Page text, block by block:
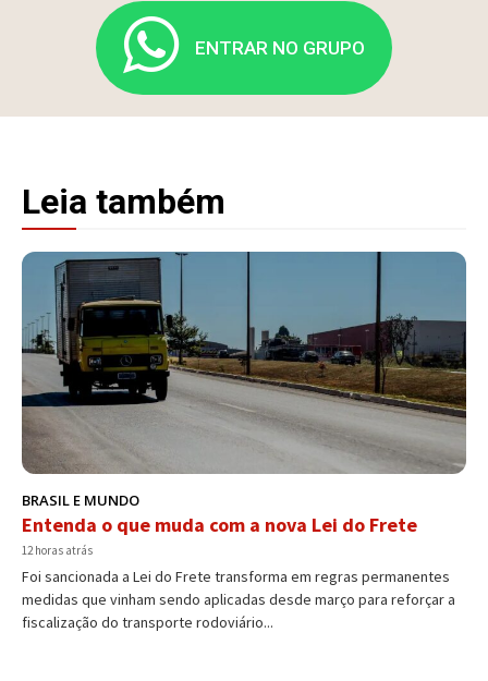
ENTRAR NO GRUPO
Leia também
BRASIL E MUNDO
Entenda o que muda com a nova Lei do Frete
12 horas atrás
Foi sancionada a Lei do Frete transforma em regras permanentes
medidas que vinham sendo aplicadas desde março para reforçar a
fiscalização do transporte rodoviário...